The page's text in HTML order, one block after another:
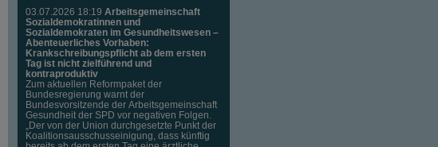
03.07.2026 18:19 Arbeitsgemeinschaft
Sozialdemokratinnen und
Sozialdemokraten im Gesundheitswesen –
Abenteuerliches Vorhaben:
Krankschreibungspflicht ab dem ersten
Tag ist nicht zielführend und
kontraproduktiv
Zum aktuellen Reformpaket der
Bundesregierung warnt der
Bundesvorsitzende der Arbeitsgemeinschaft
Gesundheit der SPD vor negativen Folgen.
„Der von der Union durchgesetzte Punkt der
Koalitionsausschusseinigung, dass künftig